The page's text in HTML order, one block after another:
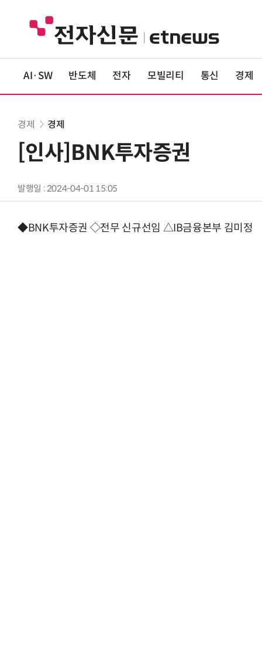
AI·SW 반도체 전자 모빌리티 통신 경제
경제 경제
[인사]BNK투자증권
발행일 : 2024-04-01 15:05
◆BNK투자증권 ◇전무 신규선임 △IB금융본부 김미정